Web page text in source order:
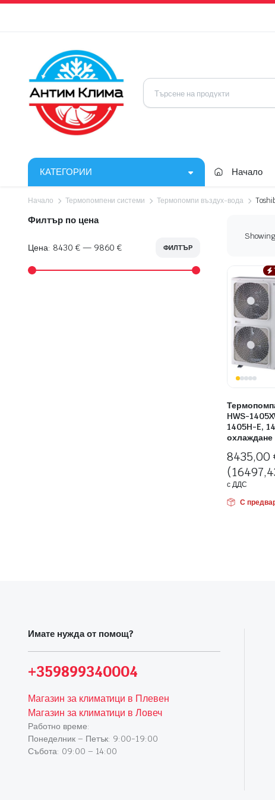
КАТЕГОРИИ Начало
Начало Термопомпени системи Термопомпи въздух-вода
HWS-
1405H-E,
охлаждане
8435,00
с ДДС
С
Филтър по цена
ФИЛТЪР
Цена: 8430 €— 9860 €
Имате нужда от помощ?
+359899340004
Магазин за климатици в Плевен
Магазин за климатици в Ловеч
Работно време:
Понеделник – Петък: 9:00-19:00
Събота: 09:00 – 14:00